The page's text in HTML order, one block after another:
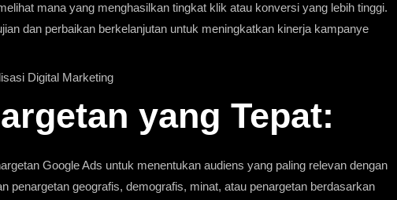
mana yang menghasilkan tingkat klik atau konversi yang lebih tinggi.
dan perbaikan berkelanjutan untuk meningkatkan kinerja kampanye
Digital Marketing
yang Tepat:
Google Ads untuk menentukan audiens yang paling relevan dengan
penargetan geografis, demografis, minat, atau penargetan berdasarkan